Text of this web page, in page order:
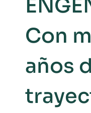
Con
años